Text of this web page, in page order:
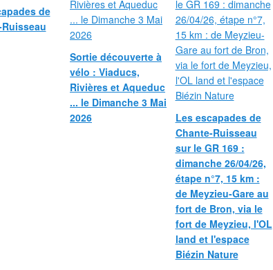
de
Sortie découverte à
vélo : Viaducs,
Rivières et Aqueduc
... le Dimanche 3 Mai
2026
Les escapades de
Chante-Ruisseau
sur le GR 169 :
dimanche 26/04/26,
étape n°7, 15 km :
de Meyzieu-Gare au
fort de Bron, via le
fort de Meyzieu, l'OL
land et l'espace
Biézin Nature